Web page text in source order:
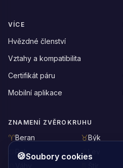
VÍCE
Hvězdné členství
Vztahy a kompatibilita
Certifikát páru
Mobilní aplikace
ZNAMENÍ ZVĚROKRUHU
Beran Býk
Rak
🍪Soubory cookies